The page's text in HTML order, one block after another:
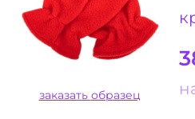
заказать образец